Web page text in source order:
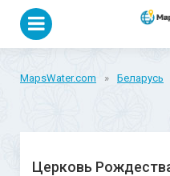
MapsWater.com » Беларусь
Церковь